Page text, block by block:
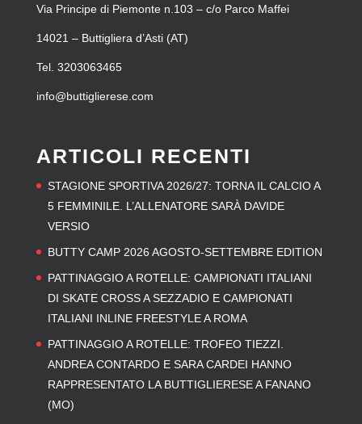
Via Principe di Piemonte n.103 – c/o Parco Maffei
14021 – Buttigliera d’Asti (AT)
Tel. 3203063465
info@buttiglierese.com
ARTICOLI RECENTI
STAGIONE SPORTIVA 2026/27: TORNA IL CALCIO A
5 FEMMINILE. L’ALLENATORE SARÀ DAVIDE
VERSIO
BUTTY CAMP 2026 AGOSTO-SETTEMBRE EDITION
PATTINAGGIO A ROTELLE: CAMPIONATI ITALIANI
DI SKATE CROSS A SEZZADIO E CAMPIONATI
ITALIANI INLINE FREESTYLE A ROMA
PATTINAGGIO A ROTELLE: TROFEO TIEZZI.
ANDREA CONTARDO E SARA CARDEI HANNO
RAPPRESENTATO LA BUTTIGLIERESE A FANANO
(MO)